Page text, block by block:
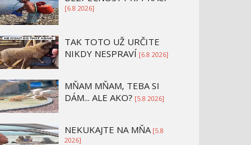
[6.8 2026]
TAK TOTO UŽ URČITE
NIKDY NESPRAVÍ [6.8 2026]
MŇAM MŇAM, TEBA SI
DÁM... ALE AKO? [5.8 2026]
NEKUKAJTE NA MŇA [5.8
2026]